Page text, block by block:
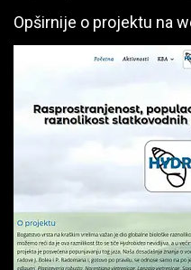
Opširnije o projektu na